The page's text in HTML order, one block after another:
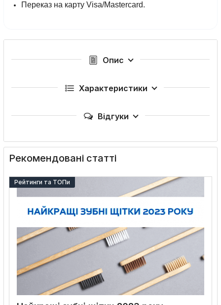
Переказ на карту Visa/Mastercard.
Опис
Характеристики
Відгуки
Рекомендовані статті
Рейтинги та ТОПи